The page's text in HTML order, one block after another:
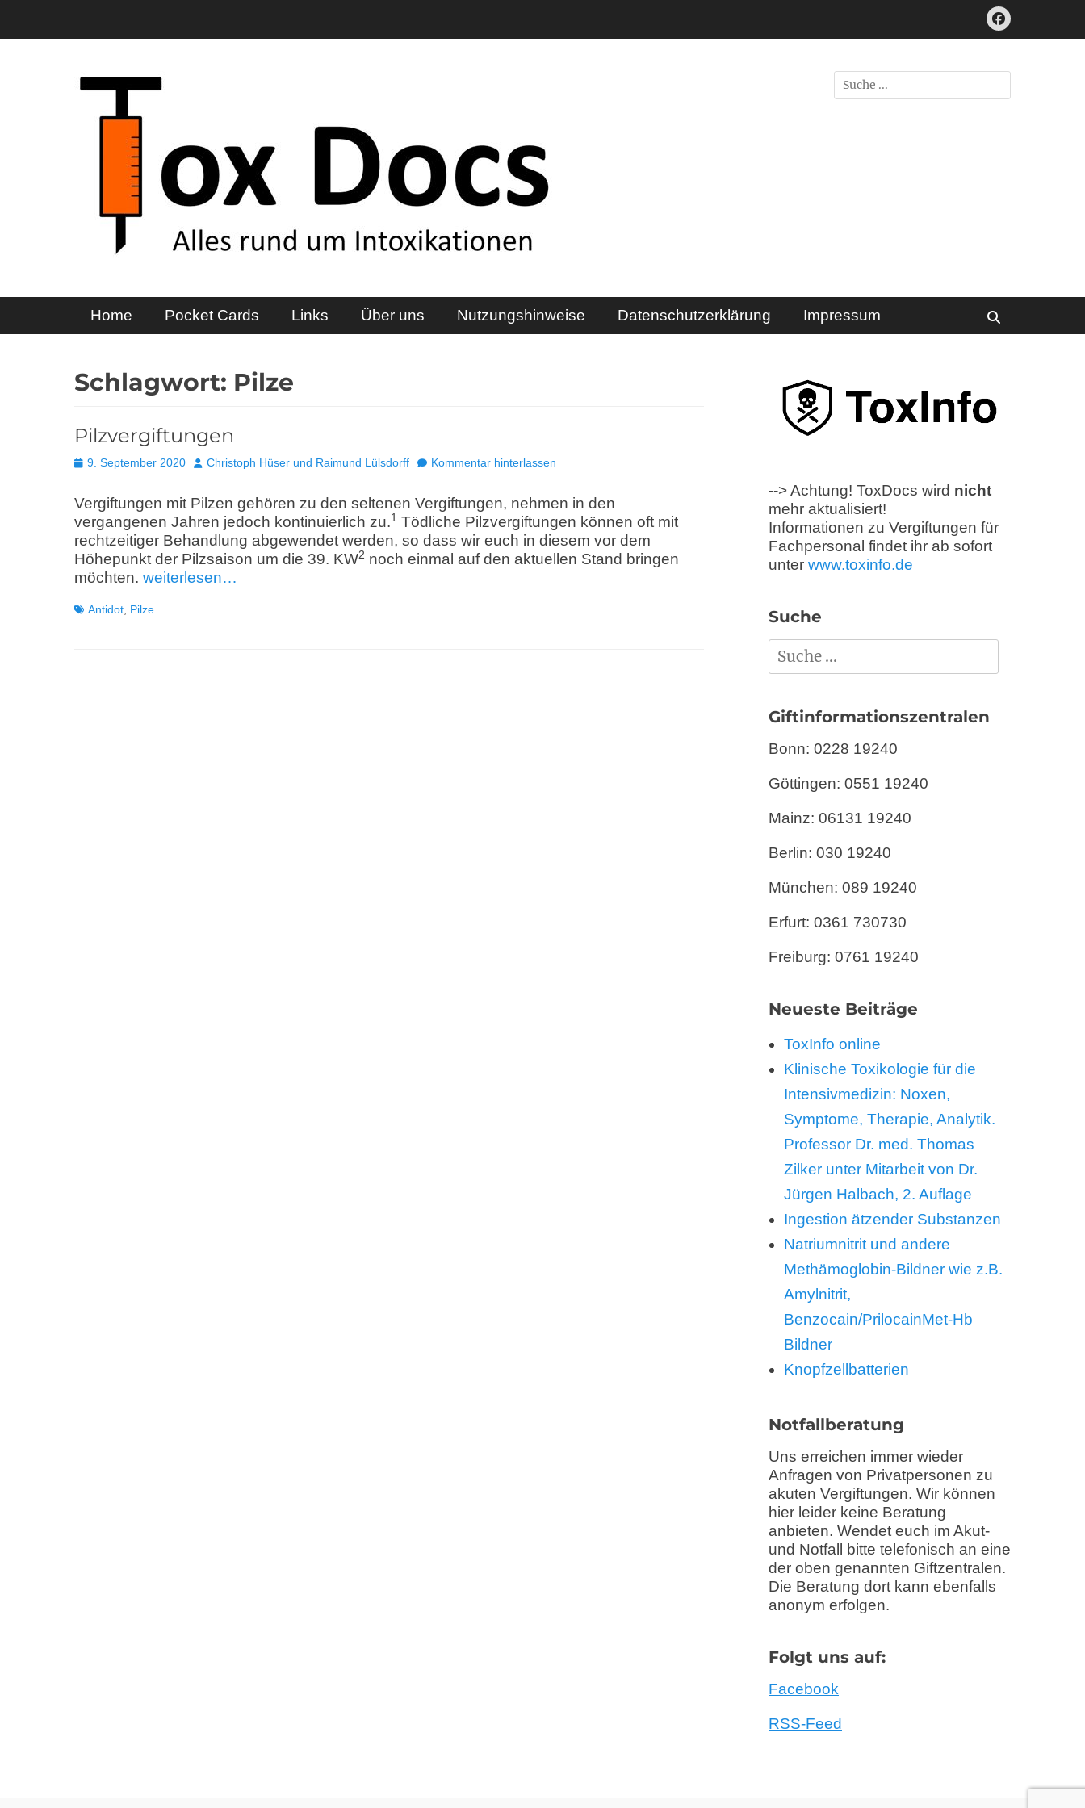
Inhalt
Facebook
ToxDocs
Alles rund um Intoxikationen
Suchen
Primäres Menü
Home Pocket Cards Links Über uns Nutzungshinweise Datenschutzerklärung Impressum
Schlagwort: Pilze
Pilzvergiftungen
Posted
9. September 2020 AutorChristoph Hüser und Raimund Lülsdorff Kommentar hinterlassen
Vergiftungen mit Pilzen gehören zu den seltenen Vergiftungen, nehmen in den
vergangenen Jahren jedoch kontinuierlich zu.1 Tödliche Pilzvergiftungen können oft mit
rechtzeitiger Behandlung abgewendet werden, so dass wir euch in diesem vor dem
Höhepunkt der Pilzsaison um die 39. KW2 noch einmal auf den aktuellen Stand bringen
möchten. weiterlesen…
Schlagworte
Antidot Pilze
--> Achtung! ToxDocs wird nicht
mehr aktualisiert!
Informationen zu Vergiftungen für
Fachpersonal findet ihr ab sofort
unter www.toxinfo.de
Suche
Suchen
nach:
Giftinformationszentralen
Bonn: 0228 19240
Göttingen: 0551 19240
Mainz: 06131 19240
Berlin: 030 19240
München: 089 19240
Erfurt: 0361 730730
Freiburg: 0761 19240
Neueste Beiträge
ToxInfo online
Klinische Toxikologie für die
Intensivmedizin: Noxen,
Symptome, Therapie, Analytik.
Professor Dr. med. Thomas
Zilker unter Mitarbeit von Dr.
Jürgen Halbach, 2. Auflage
Ingestion ätzender Substanzen
Natriumnitrit und andere
Methämoglobin-Bildner wie z.B.
Amylnitrit,
Benzocain/PrilocainMet-Hb
Bildner
Knopfzellbatterien
Notfallberatung
Uns erreichen immer wieder
Anfragen von Privatpersonen zu
akuten Vergiftungen. Wir können
hier leider keine Beratung
anbieten. Wendet euch im Akut-
und Notfall bitte telefonisch an eine
der oben genannten Giftzentralen.
Die Beratung dort kann ebenfalls
anonym erfolgen.
Folgt uns auf:
Facebook
RSS-Feed